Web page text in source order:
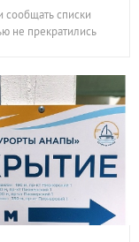
сообщать списки
не прекратились